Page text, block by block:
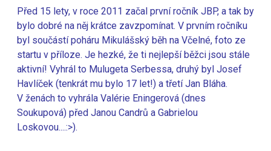
Před 15 lety, v roce 2011 začal první ročník JBP, a tak by
bylo dobré na něj krátce zavzpomínat. V prvním ročníku
byl součástí poháru Mikulášský běh na Včelné, foto ze
startu v příloze. Je hezké, že ti nejlepší běžci jsou stále
aktivní! Vyhrál to Mulugeta Serbessa, druhý byl Josef
Havlíček (tenkrát mu bylo 17 let!) a třetí Jan Bláha.
V ženách to vyhrála Valérie Eningerová (dnes
Soukupová) před Janou Candrů a Gabrielou
Loskovou....:>).